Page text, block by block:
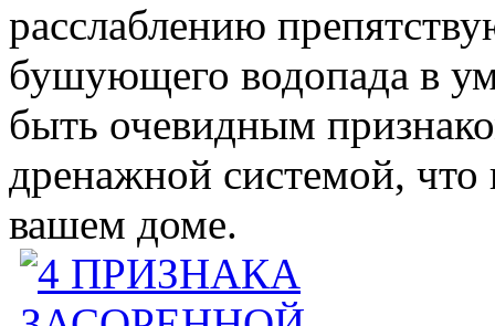
расслаблению
бушующего водопада в
быть очевидным
дренажной системой, что
вашем доме.